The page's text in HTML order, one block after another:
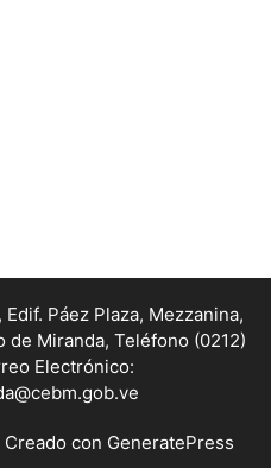
Páez Plaza, Mezzanina,
de Miranda, Teléfono (0212)
Electrónico:
Creado con GeneratePress